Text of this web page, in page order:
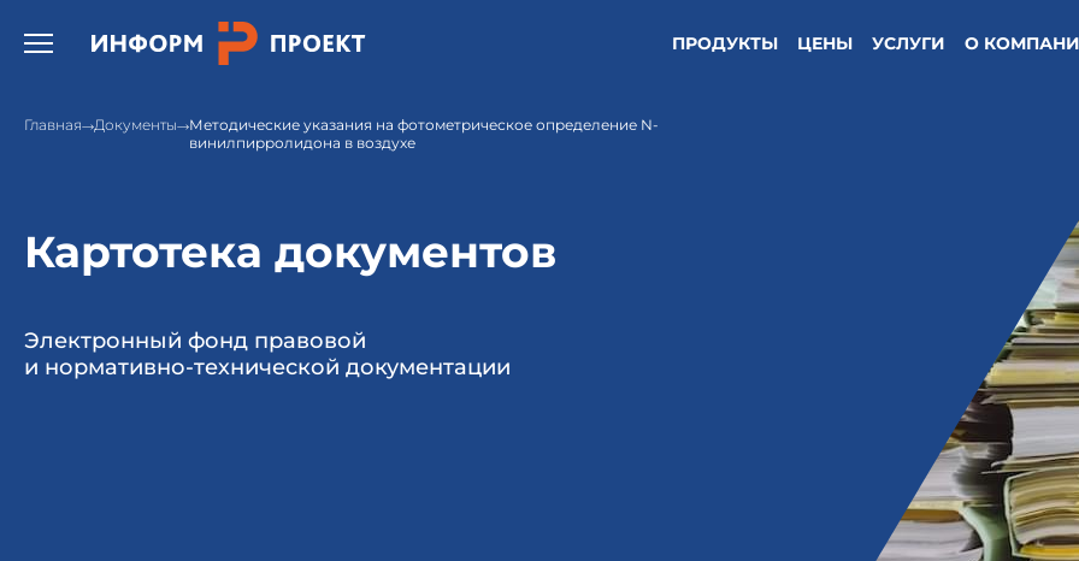
Открыть бургер меню. ПРОДУКТЫ ЦЕНЫ УСЛУГИ О
Главная Документы
Методические указания на фотометрическое определение N-
винилпирролидона в воздухе
Картотека документов
Электронный фонд правовой
и нормативно-технической документации